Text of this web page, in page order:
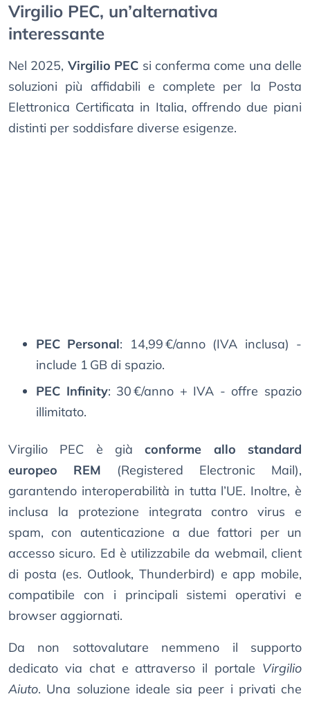
Virgilio PEC, un’alternativa
interessante
Nel 2025, Virgilio PEC si conferma come una delle
soluzioni più affidabili e complete per la Posta
Elettronica Certificata in Italia, offrendo due piani
distinti per soddisfare diverse esigenze.
PEC Personal: 14,99 €/anno (IVA inclusa) -
include 1 GB di spazio.
PEC Infinity: 30 €/anno + IVA - offre spazio
illimitato.​
Virgilio PEC è giàconforme allo standard
europeo REM (Registered Electronic Mail),
garantendo interoperabilità in tutta l’UE. Inoltre, è
inclusa la protezione integrata contro virus e
spam, con autenticazione a due fattori per un
accesso sicuro. Ed è utilizzabile da webmail, client
di posta (es. Outlook, Thunderbird) e app mobile,
compatibile con i principali sistemi operativi e
browser aggiornati.
Da non sottovalutare nemmeno il supporto
dedicato via chat e attraverso il portale Virgilio
Aiuto.​ Una soluzione ideale sia peer i privati che